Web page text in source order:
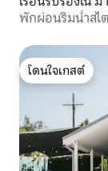
พักผ่อนริมน้ำสไ
โดนใจเกสต์
โดนใจเกสต์